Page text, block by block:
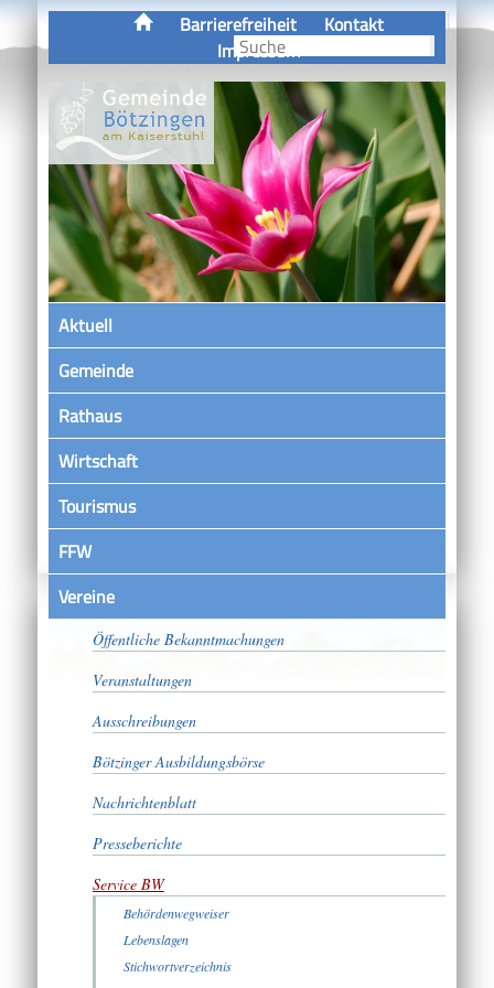
Barrierefreiheit
Kontakt
Impressum
Aktuell
Gemeinde
Rathaus
Wirtschaft
Tourismus
FFW
VereineSatzungen
Öffentliche Bekanntmachungen
Veranstaltungen
Ausschreibungen
Bötzinger Ausbildungsbörse
Nachrichtenblatt
Presseberichte
Service BW
Behördenwegweiser
Lebenslagen
Stichwortverzeichnis